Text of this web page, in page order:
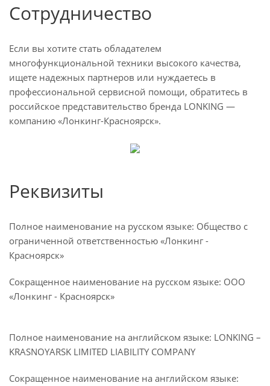
Сотрудничество
Если вы хотите стать обладателем
многофункциональной техники высокого качества,
ищете надежных партнеров или нуждаетесь в
профессиональной сервисной помощи, обратитесь в
российское представительство бренда LONKING —
компанию «Лонкинг-Красноярск».
Реквизиты
Полное наименование на русском языке: Общество с
ограниченной ответственностью «Лонкинг -
Красноярск»
Сокращенное наименование на русском языке: ООО
«Лонкинг - Красноярск»
Полное наименование на английском языке: LONKING –
KRASNOYARSK LIMITED LIABILITY COMPANY
Сокращенное наименование на английском языке: